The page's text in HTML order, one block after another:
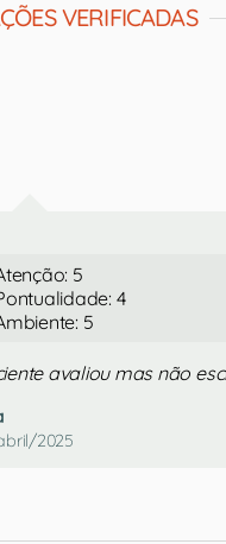
VERIFICADAS
5
4
5
avaliou mas não
2025